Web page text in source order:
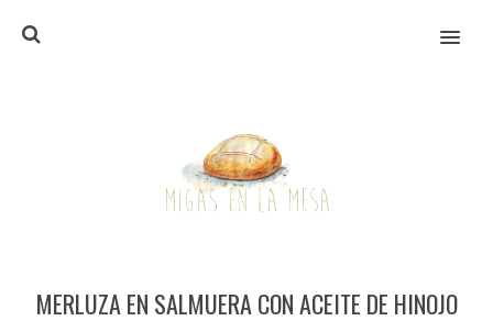
MENU
MERLUZA EN SALMUERA CON ACEITE DE HINOJO